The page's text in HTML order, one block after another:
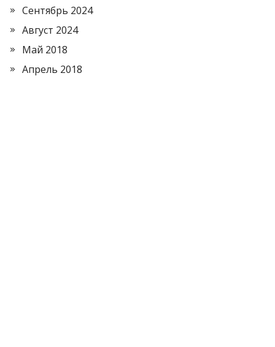
Сентябрь 2024
Август 2024
Май 2018
Апрель 2018